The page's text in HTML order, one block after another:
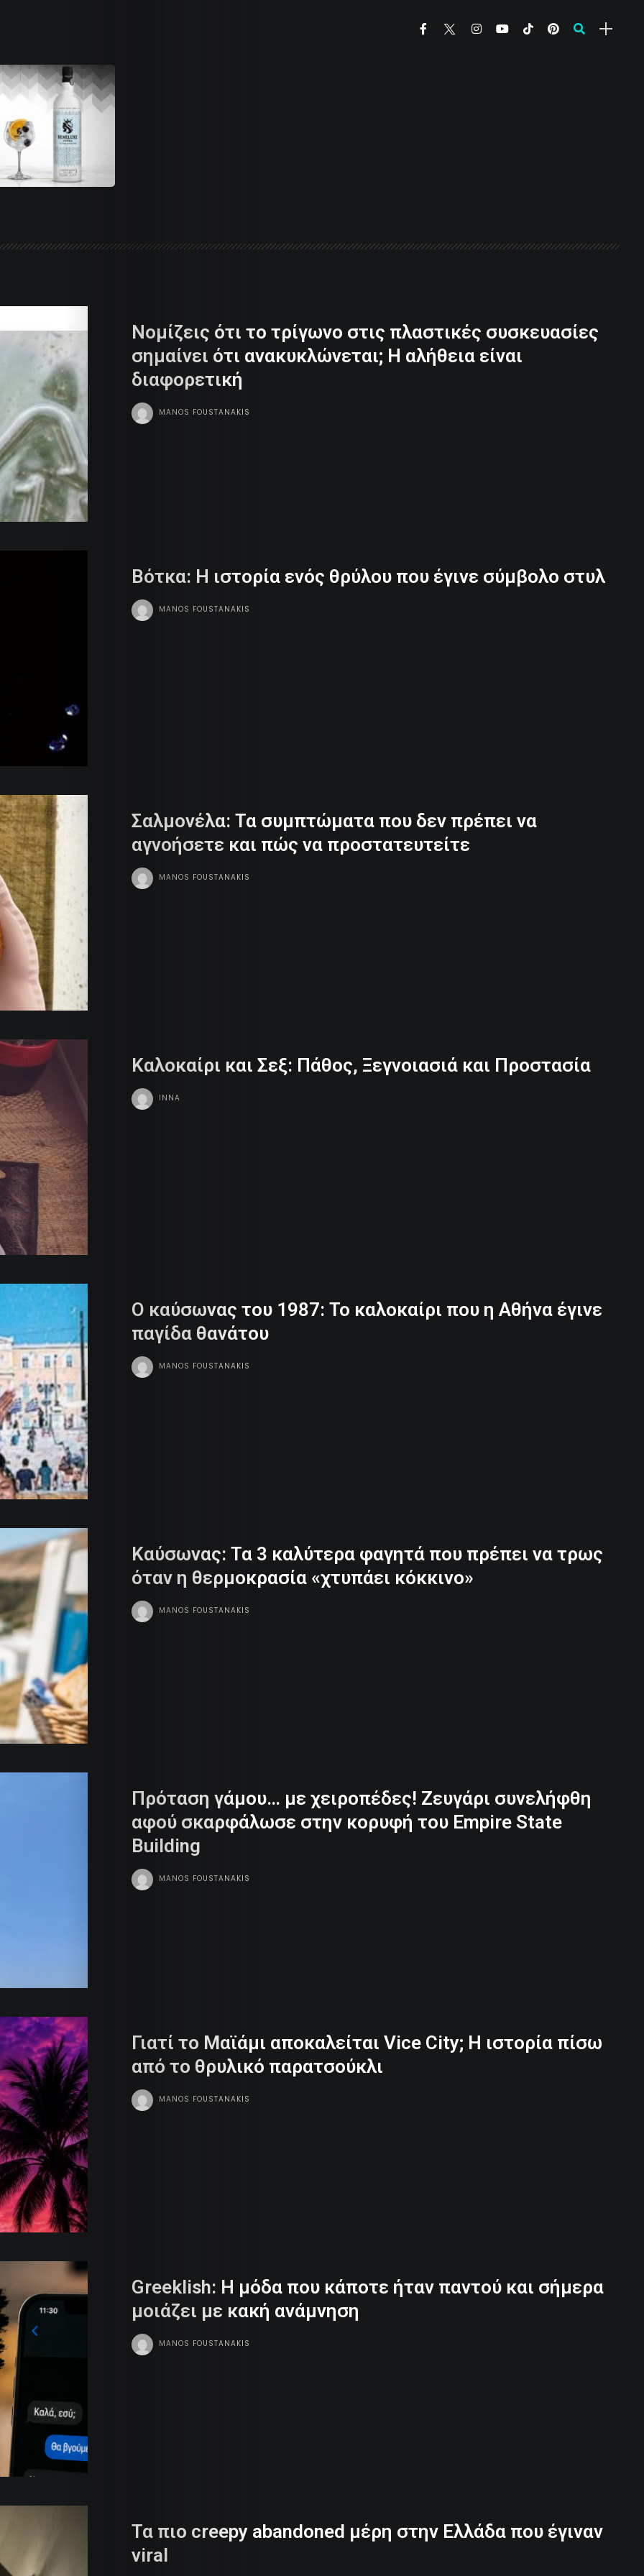
Money
Sports
Radio
Search
Νομίζεις ότι το τρίγωνο στις πλαστικές συσκευασίες
σημαίνει ότι ανακυκλώνεται; Η αλήθεια είναι
διαφορετική
MANOS FOUSTANAKIS
Βότκα: Η ιστορία ενός θρύλου που έγινε σύμβολο στυλ
MANOS FOUSTANAKIS
Σαλμονέλα: Τα συμπτώματα που δεν πρέπει να
αγνοήσετε και πώς να προστατευτείτε
MANOS FOUSTANAKIS
Καλοκαίρι και Σεξ: Πάθος, Ξεγνοιασιά και Προστασία
INNA
Ο καύσωνας του 1987: Το καλοκαίρι που η Αθήνα έγινε
παγίδα θανάτου
MANOS FOUSTANAKIS
Καύσωνας: Τα 3 καλύτερα φαγητά που πρέπει να τρως
όταν η θερμοκρασία «χτυπάει κόκκινο»
MANOS FOUSTANAKIS
Πρόταση γάμου… με χειροπέδες! Ζευγάρι συνελήφθη
αφού σκαρφάλωσε στην κορυφή του Empire State
Building
MANOS FOUSTANAKIS
Γιατί το Μαϊάμι αποκαλείται Vice City; Η ιστορία πίσω
από το θρυλικό παρατσούκλι
MANOS FOUSTANAKIS
Greeklish: Η μόδα που κάποτε ήταν παντού και σήμερα
μοιάζει με κακή ανάμνηση
MANOS FOUSTANAKIS
Τα πιο creepy abandoned μέρη στην Ελλάδα που έγιναν
viral